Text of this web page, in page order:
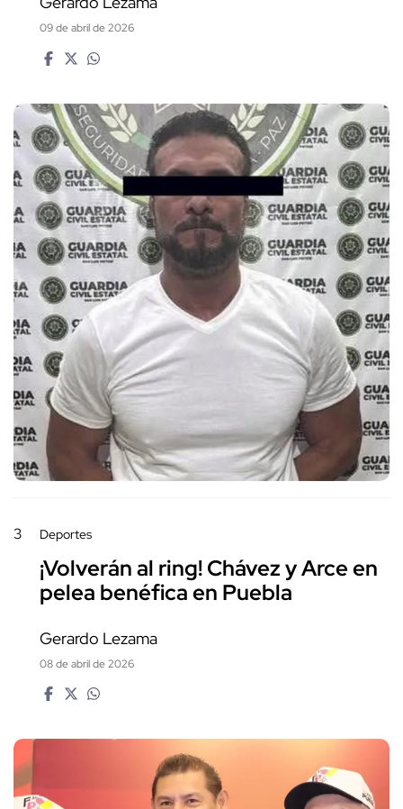
09 de abril de 2026
3 Deportes
¡Volverán al ring! Chávez y Arce en
pelea benéfica en Puebla
Gerardo Lezama
08 de abril de 2026